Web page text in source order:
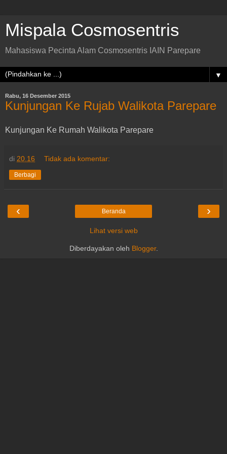
Mispala Cosmosentris
Mahasiswa Pecinta Alam Cosmosentris IAIN Parepare
▼
Rabu, 16 Desember 2015
Kunjungan Ke Rujab Walikota Parepare
Kunjungan Ke Rumah Walikota Parepare
di 20.16 Tidak ada komentar:
Berbagi
‹ ›
Beranda
Lihat versi web
Diberdayakan oleh Blogger.